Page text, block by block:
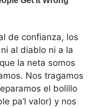
de confianza, los
al diablo ni a la
la neta somos
Nos tragamos
el bolillo
pa’l valor) y nos